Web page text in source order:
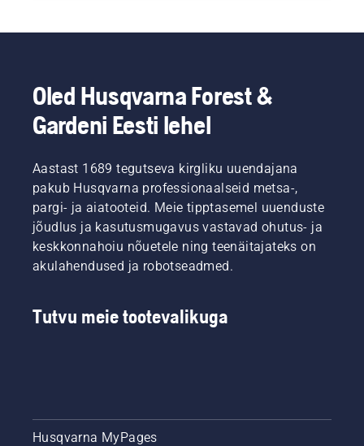
Oled Husqvarna Forest &
Gardeni Eesti lehel
Aastast 1689 tegutseva kirgliku uuendajana
pakub Husqvarna professionaalseid metsa-,
pargi- ja aiatooteid. Meie tipptasemel uuenduste
jõudlus ja kasutusmugavus vastavad ohutus- ja
keskkonnahoiu nõuetele ning teenäitajateks on
akulahendused ja robotseadmed.
Tutvu meie tootevalikuga
Husqvarna MyPages